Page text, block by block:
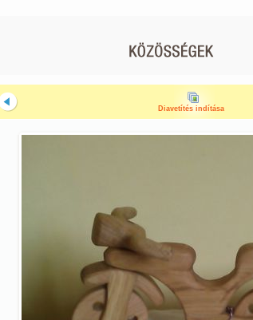
Diavetítés indítása